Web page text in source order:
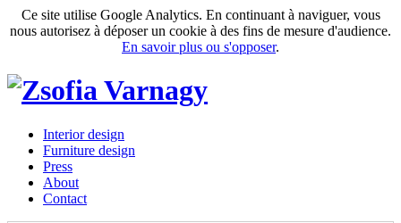
Ce site utilise Google Analytics. En continuant à naviguer, vous
nous autorisez à déposer un cookie à des fins de mesure d'audience.
En savoir plus ou s'opposer.
Interior design
Furniture design
Press
About
Contact